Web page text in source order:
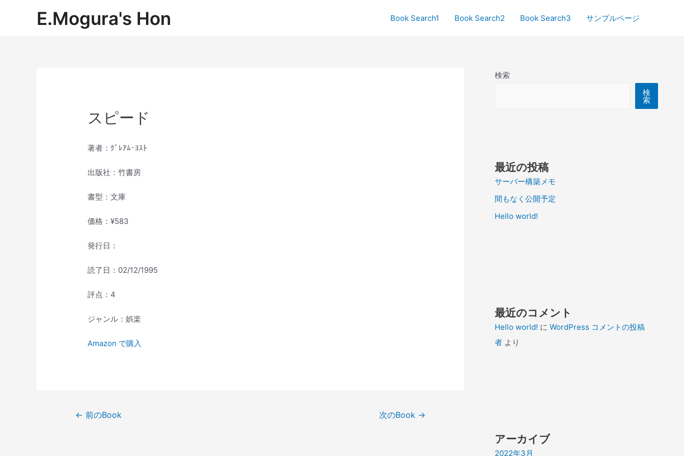
E.Mogura's Hon Book Search1 Book Search2 Book Search3 サンプルページ
スピード
著者：ｸﾞﾚｱﾑ･ﾖｽﾄ
出版社：竹書房
書型：文庫
価格：¥583
発行日：
読了日：02/12/1995
評点：4
ジャンル：娯楽
Amazon で購入
← 前のBook 次のBook →
検索
検
索
最近の投稿
サーバー構築メモ
間もなく公開予定
Hello world!
最近のコメント
Hello world! に WordPress コメントの投稿
者 より
アーカイブ
2022年3月